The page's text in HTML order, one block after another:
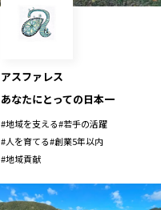
アスファレス
あなたにとっての日本一
#地域を支える#若手の活躍
#人を育てる#創業5年以内
#地域貢献